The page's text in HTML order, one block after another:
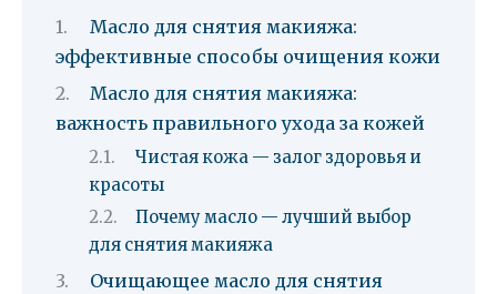
Масло для снятия макияжа:
эффективные способы очищения кожи
Масло для снятия макияжа:
важность правильного ухода за кожей
Чистая кожа — залог здоровья и
красоты
Почему масло — лучший выбор
для снятия макияжа
Очищающее масло для снятия